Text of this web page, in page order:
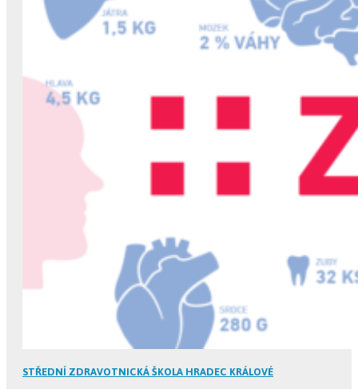
STŘEDNÍ ZDRAVOTNICKÁ ŠKOLA HRADEC KRÁLOVÉ